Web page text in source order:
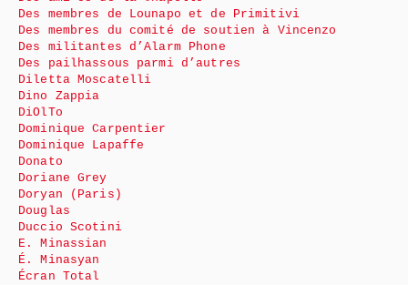
Des membres de Lounapo et de Primitivi
Des membres du comité de soutien à Vincenzo
Des militantes d’Alarm Phone
Des pailhassous parmi d’autres
Diletta Moscatelli
Dino Zappia
DiOlTo
Dominique Carpentier
Dominique Lapaffe
Donato
Doriane Grey
Doryan (Paris)
Douglas
Duccio Scotini
E. Minassian
É. Minasyan
Écran Total